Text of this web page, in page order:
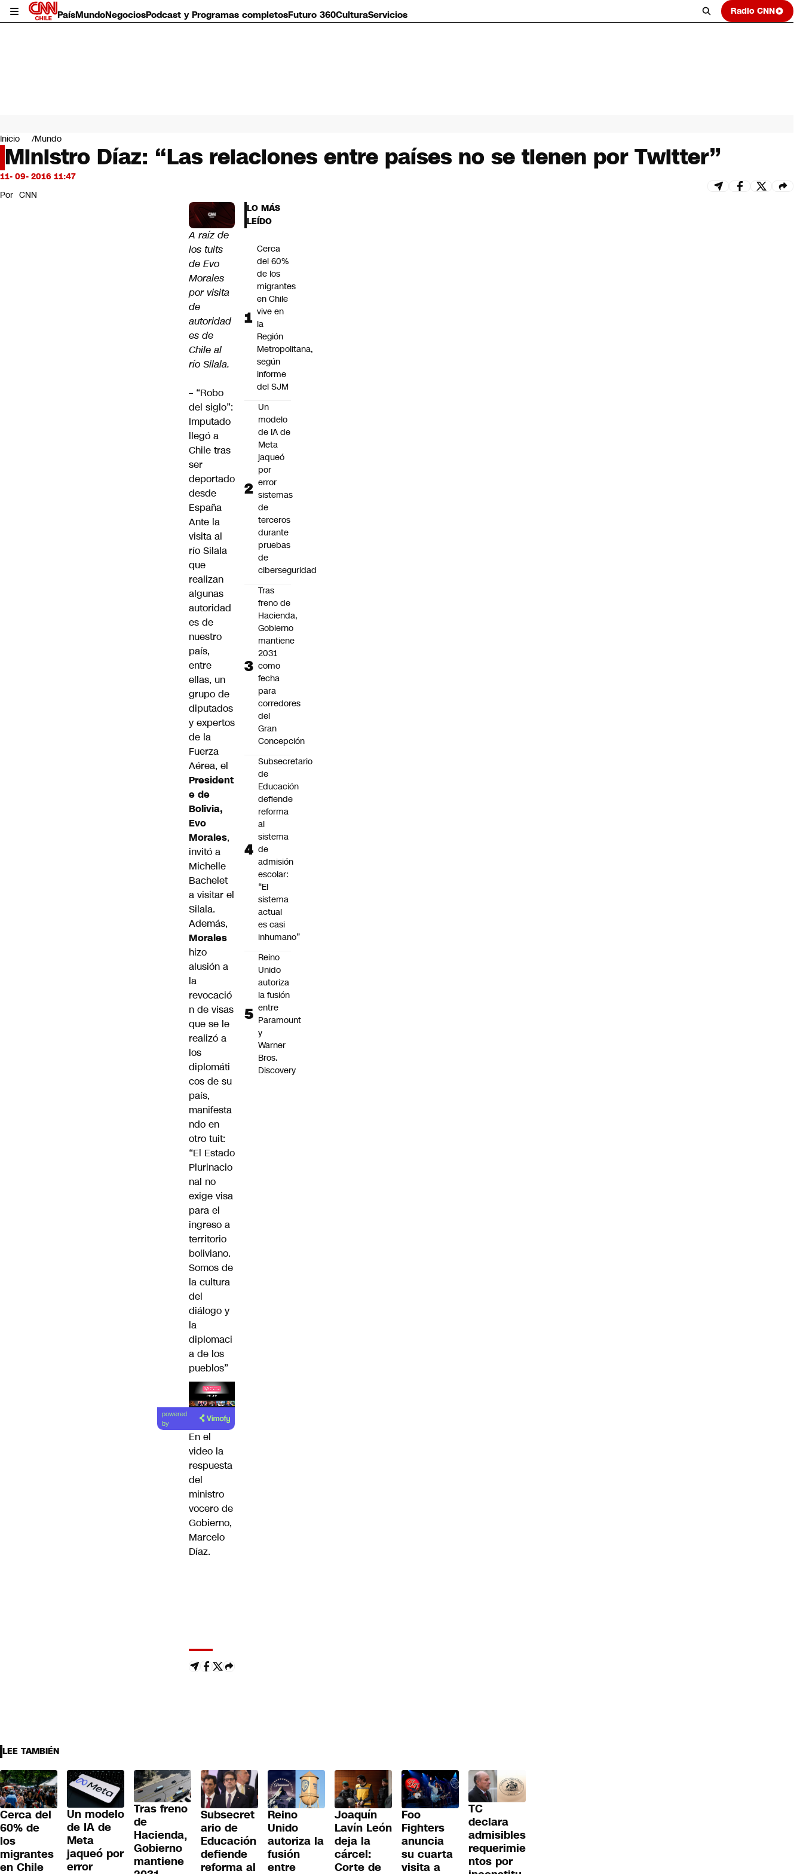
PaísMundoNegociosPodcast y Programas completosFuturo 360CulturaServicios Radio CNN
Mundo
Negocios
Deportes
Programas completos
Servicios
Inicio Mundo
Ministro Díaz: “Las relaciones entre países no se tienen por Twitter”
11- 09- 2016 11:47
Por CNN
A raíz de
los tuits
de Evo
Morales
por visita
de
autoridad
es de
Chile al
río Silala.
– “Robo
del siglo”:
Imputado
llegó a
Chile tras
ser
deportado
desde
España
Ante la
visita al
río Silala
que
realizan
algunas
autoridad
es de
nuestro
país,
entre
ellas, un
grupo de
diputados
y expertos
de la
Fuerza
Aérea, el
President
e de
Bolivia,
Evo
Morales,
invitó a
Michelle
Bachelet
a visitar el
Silala.
Además,
Morales
hizo
alusión a
la
revocació
n de visas
que se le
realizó a
los
diplomáti
cos de su
país,
manifesta
ndo en
otro tuit:
“El Estado
Plurinacio
nal no
exige visa
para el
ingreso a
territorio
boliviano.
Somos de
la cultura
del
diálogo y
la
diplomaci
a de los
pueblos”
Lea el
artículo
powered
by
En el
video la
respuesta
del
ministro
vocero de
Gobierno,
Marcelo
Díaz.
LO MÁS
LEÍDO
Cerca
del 60%
de los
migrantes
en Chile
vive en
la
Región
Metropolitana,
según
informe
del SJM
Un
modelo
de IA de
Meta
jaqueó
por
error
sistemas
de
terceros
durante
pruebas
de
ciberseguridad
Tras
freno de
Hacienda,
Gobierno
mantiene
2031
como
fecha
para
corredores
del
Gran
Concepción
Subsecretario
de
Educación
defiende
reforma
al
sistema
de
admisión
escolar:
“El
sistema
actual
es casi
inhumano”
Reino
Unido
autoriza
la fusión
entre
Paramount
y
Warner
Bros.
Discovery
LEE TAMBIÉN
Cerca del
60% de
los
migrantes
en Chile
Un modelo
de IA de
Meta
jaqueó por
error
Tras freno
de
Hacienda,
Gobierno
mantiene
Subsecret
ario de
Educación
defiende
reforma al
Reino
Unido
autoriza la
fusión
entre
Joaquín
Lavín León
deja la
cárcel:
Corte de
Foo
Fighters
anuncia
su cuarta
visita a
TC
declara
admisibles
requerimie
ntos por